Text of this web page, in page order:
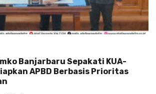
Banjarbaru Sepakati KUA-
APBD Berbasis Prioritas